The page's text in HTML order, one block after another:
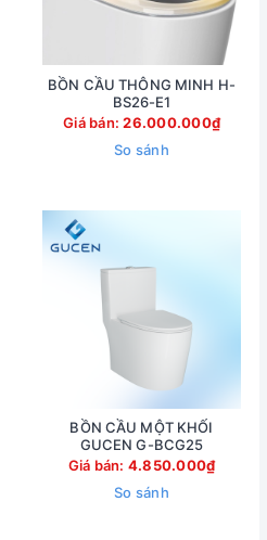
BỒN CẦU THÔNG MINH H-
BS26-E1
Giá bán:26.000.000₫
So sánh
BỒN CẦU MỘT KHỐI
GUCEN G-BCG25
Giá bán: 4.850.000₫
So sánh